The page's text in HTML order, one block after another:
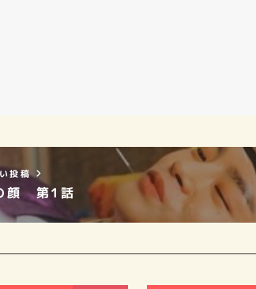
投稿
顔 第1話